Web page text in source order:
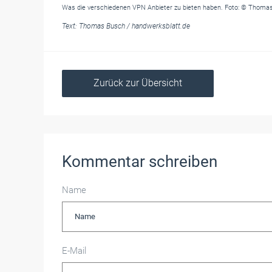
Was die verschiedenen VPN Anbieter zu bieten haben. Foto: ©
Text: Thomas Busch / handwerksblatt.de
Zurück zur Übersicht
Kommentar schreiben
Name
E-Mail